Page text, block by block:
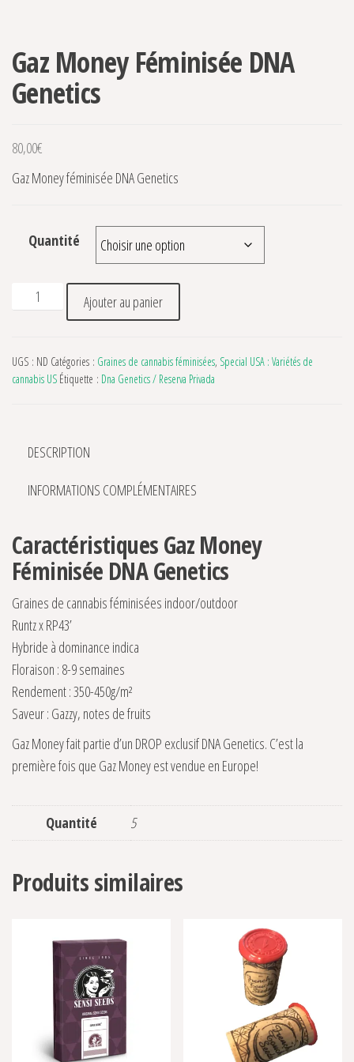
Gaz Money Féminisée DNA
Genetics
80,00€
Gaz Money féminisée DNA Genetics
Quantité
quantité de Gaz Money Féminisée DNA Genetics
Ajouter au panier
UGS : ND Catégories : Graines de cannabis féminisées, Special USA : Variétés de
cannabis US Étiquette : Dna Genetics / Reserva Privada
DESCRIPTION
INFORMATIONS COMPLÉMENTAIRES
Caractéristiques Gaz Money
Féminisée DNA Genetics
Graines de cannabis féminisées indoor/outdoor
Runtz x RP43’
Hybride à dominance indica
Floraison : 8-9 semaines
Rendement : 350-450g/m²
Saveur : Gazzy, notes de fruits
Gaz Money fait partie d’un DROP exclusif DNA Genetics. C’est la
première fois que Gaz Money est vendue en Europe!
Quantité 5
Produits similaires